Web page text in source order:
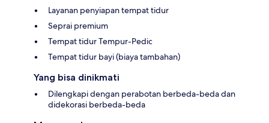
Layanan penyiapan tempat tidur
Seprai premium
Tempat tidur Tempur-Pedic
Tempat tidur bayi (biaya tambahan)
Yang bisa dinikmati
Dilengkapi dengan perabotan berbeda-beda dan
didekorasi berbeda-beda